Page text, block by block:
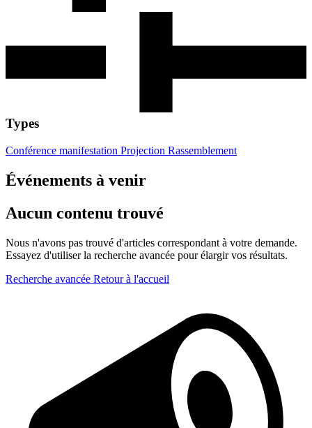
Types
Conférence manifestation Projection Rassemblement
Événements à venir
Aucun contenu trouvé
Nous n'avons pas trouvé d'articles correspondant à votre demande.
Essayez d'utiliser la recherche avancée pour élargir vos résultats.
Recherche avancée Retour à l'accueil